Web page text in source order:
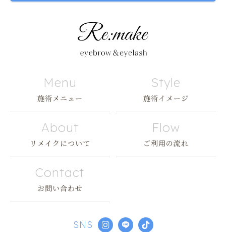
Menu
施術メニュー
Style
施術イメージ
About
リメイクについて
Flow
ご利用の流れ
Contact
お問い合わせ
SNS